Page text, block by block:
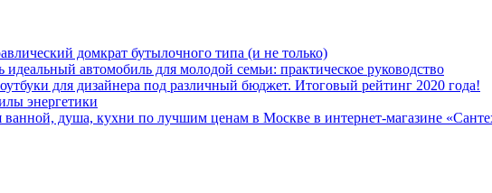
домкрат бутылочного типа (и не только)
идеальный автомобиль для молодой семьи: практическое руководство
для дизайнера под различный бюджет. Итоговый рейтинг 2020 года!
энергетики
ванной, душа, кухни по лучшим ценам в Москве в интернет-магазине